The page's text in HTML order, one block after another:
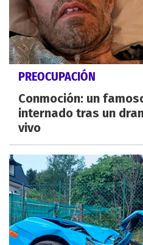
PREOCUPACIÓN
Conmoción: un
internado tras un
vivo